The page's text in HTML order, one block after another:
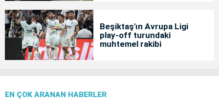
Beşiktaş'ın Avrupa Ligi
play-off turundaki
muhtemel rakibi
EN ÇOK ARANAN HABERLER